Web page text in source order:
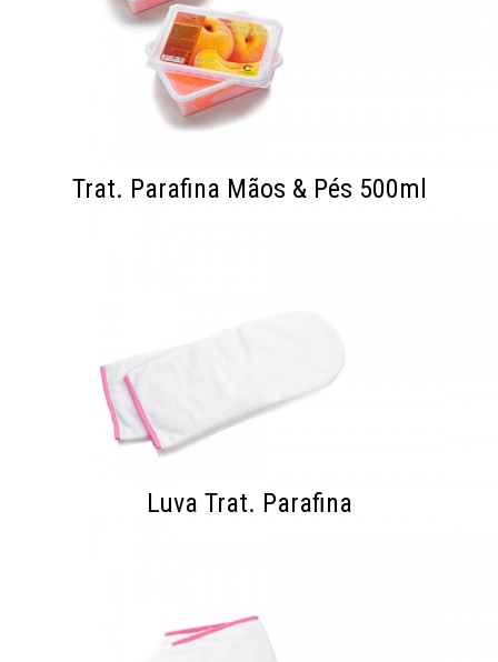
Trat. Parafina Mãos & Pés 500ml
Luva Trat. Parafina